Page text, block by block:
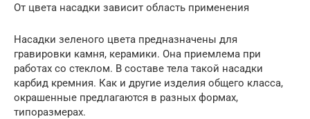
От цвета насадки зависит область применения
Насадки зеленого цвета предназначены для
гравировки камня, керамики. Она приемлема при
работах со стеклом. В составе тела такой насадки
карбид кремния. Как и другие изделия общего класса,
окрашенные предлагаются в разных формах,
типоразмерах.